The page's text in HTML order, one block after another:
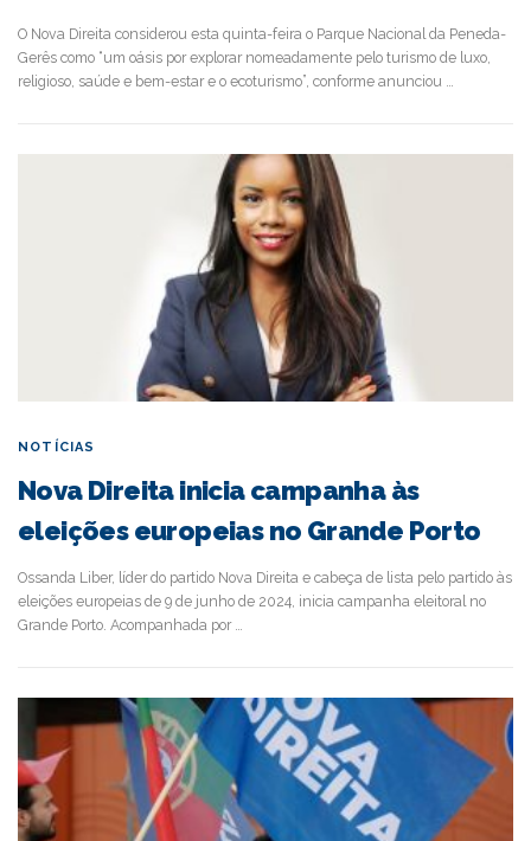
O Nova Direita considerou esta quinta-feira o Parque Nacional da Peneda-
Gerês como “um oásis por explorar nomeadamente pelo turismo de luxo,
religioso, saúde e bem-estar e o ecoturismo”, conforme anunciou …
NOTÍCIAS
Nova Direita inicia campanha às
eleições europeias no Grande Porto
Ossanda Liber, líder do partido Nova Direita e cabeça de lista pelo partido às
eleições europeias de 9 de junho de 2024, inicia campanha eleitoral no
Grande Porto. Acompanhada por …